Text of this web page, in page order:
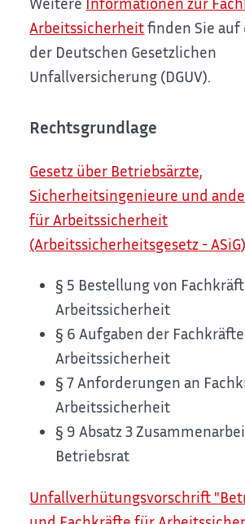
Arbeitssicherheitfinden Sie auf
der Deutschen Gesetzlichen
Unfallversicherung (DGUV).
Rechtsgrundlage
Gesetz über Betriebsärzte,
Sicherheitsingenieure und
für Arbeitssicherheit
(Arbeitssicherheitsgesetz - ASiG)
§ 5 Bestellung von
Arbeitssicherheit
§ 6 Aufgaben der
Arbeitssicherheit
§ 7 Anforderungen an
Arbeitssicherheit
§ 9 Absatz 3
Betriebsrat
Unfallverhütungsvorschrift